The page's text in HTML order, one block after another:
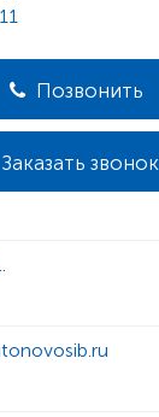
Позвонить
Заказать звонок